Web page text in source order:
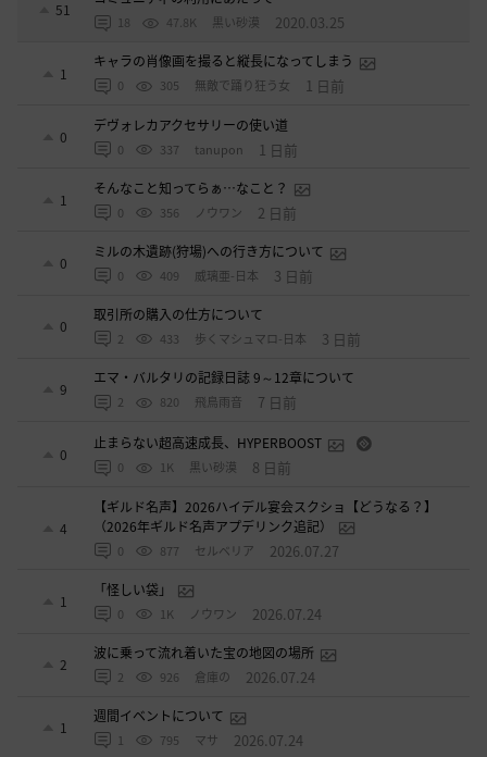
51
18 47.8K 黒い砂漠 2020.03.25
1
キャラの肖像画を撮ると縦長になってしまう
0 305 無敵で踊り狂う女 1 日前
0
デヴォレカアクセサリーの使い道
0 337 tanupon 1 日前
1
そんなこと知ってらぁ…なこと？
0 356 ノウワン 2 日前
0
ミルの木遺跡(狩場)への行き方について
0 409 威璃亜-日本 3 日前
0
取引所の購入の仕方について
2 433 歩くマシュマロ-日本 3 日前
9
エマ・バルタリの記録日誌 9～12章について
2 820 飛鳥雨音 7 日前
0
止まらない超高速成長、HYPERBOOST
0 1K 黒い砂漠 8 日前
4
【ギルド名声】2026ハイデル宴会スクショ【どうなる？】
（2026年ギルド名声アプデリンク追記）
0 877 セルベリア 2026.07.27
1
「怪しい袋」
0 1K ノウワン 2026.07.24
2
波に乗って流れ着いた宝の地図の場所
2 926 倉庫の 2026.07.24
1
週間イベントについて
1 795 マサ 2026.07.24